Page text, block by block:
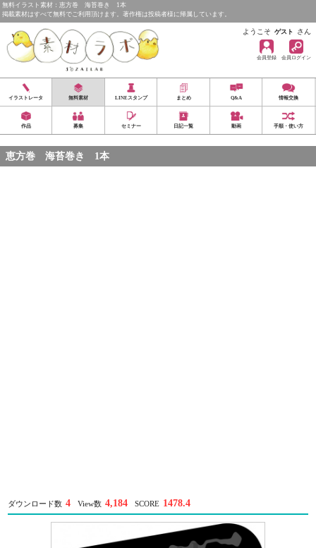
無料イラスト素材：恵方巻 海苔巻き 1本
掲載素材はすべて無料でご利用頂けます。著作権は投稿者様に帰属しています。
ようこそ ゲスト さん
会員登録 会員ログイン
イラストレータ 無料素材 LINEスタンプ まとめ Q&A 情報交換
作品 募集 セミナー 日記一覧 動画 手順・使い方
恵方巻 海苔巻き 1本
ダウンロード数 4 View数 4,184 SCORE 1478.4